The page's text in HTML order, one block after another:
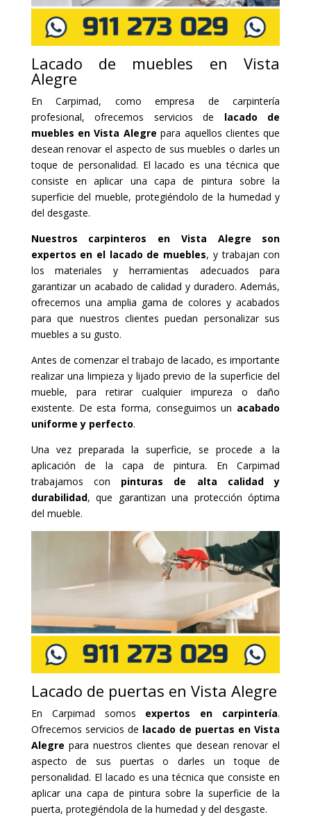
Lacado de muebles en Vista
Alegre
En Carpimad, como empresa de carpintería
profesional, ofrecemos servicios de lacado de
muebles en Vista Alegrepara aquellos clientes que
desean renovar el aspecto de sus muebles o darles un
toque de personalidad. El lacado es una técnica que
consiste en aplicar una capa de pintura sobre la
superficie del mueble, protegiéndolo de la humedad y
del desgaste.
Nuestros carpinteros en Vista Alegre son
expertos en el lacado de muebles, y trabajan con
los materiales y herramientas adecuados para
garantizar un acabado de calidad y duradero. Además,
ofrecemos una amplia gama de colores y acabados
para que nuestros clientes puedan personalizar sus
muebles a su gusto.
Antes de comenzar el trabajo de lacado, es importante
realizar una limpieza y lijado previo de la superficie del
mueble, para retirar cualquier impureza o daño
existente. De esta forma, conseguimos un acabado
uniforme y perfecto.
Una vez preparada la superficie, se procede a la
aplicación de la capa de pintura. En Carpimad
trabajamos con pinturas de alta calidad y
durabilidad, que garantizan una protección óptima
del mueble.
Lacado de puertas en Vista Alegre
En Carpimad somos expertos en carpintería.
Ofrecemos servicios de lacado de puertas en Vista
Alegre para nuestros clientes que desean renovar el
aspecto de sus puertas o darles un toque de
personalidad. El lacado es una técnica que consiste en
aplicar una capa de pintura sobre la superficie de la
puerta, protegiéndola de la humedad y del desgaste.